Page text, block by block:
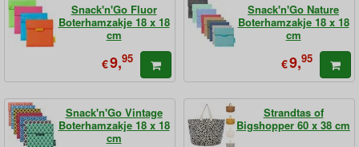
Snack'n'Go Fluor
Boterhamzakje 18 x 18
cm
€9,95
Snack'n'Go Nature
Boterhamzakje 18 x 18
cm
€9,95
Snack'n'Go Vintage
Boterhamzakje 18 x 18
cm
Strandtas of
Bigshopper 60 x 38 cm